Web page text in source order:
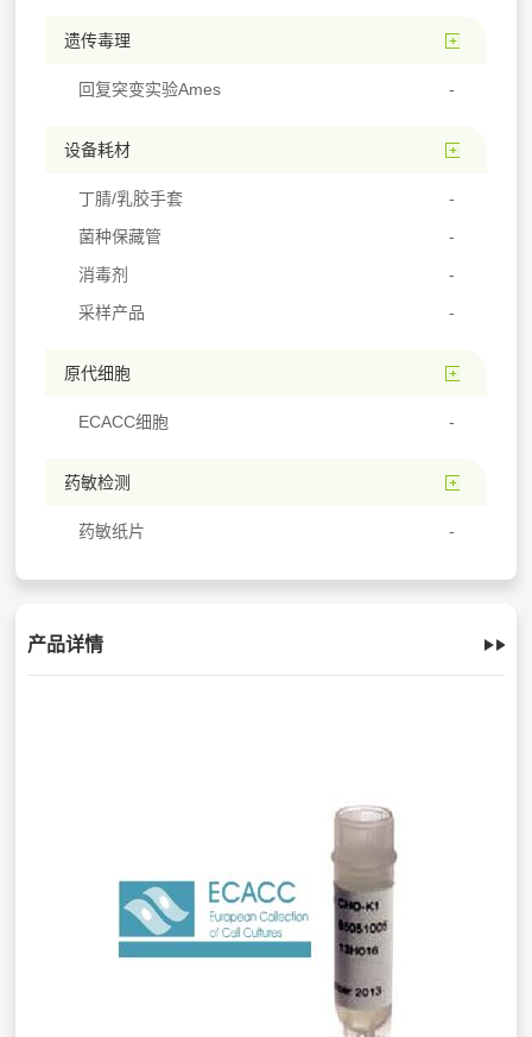
遗传毒理
回复突变实验Ames
设备耗材
丁腈/乳胶手套
菌种保藏管
消毒剂
采样产品
原代细胞
ECACC细胞
药敏检测
药敏纸片
产品详情